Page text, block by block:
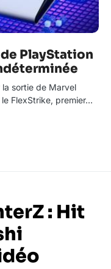
PlayStation
sortie de Marvel
FlexStrike, premier…
: Hit